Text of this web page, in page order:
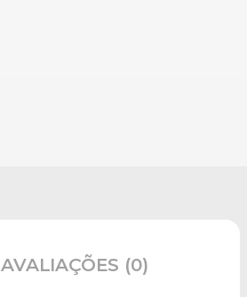
AVALIAÇÕES (0)